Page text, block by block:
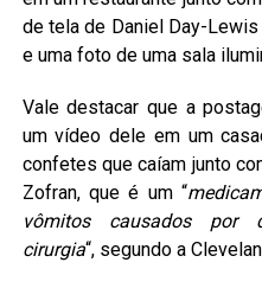
de tela de Daniel Day-
e uma foto de uma sala
Vale destacar que a
um vídeo dele em um
confetes que caíam junto
Zofran, que é um “
vômitos causados ​​por
cirurgia“, segundo a